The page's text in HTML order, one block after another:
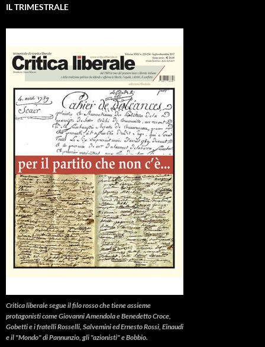
IL TRIMESTRALE
Critica liberalesegue il filo rosso che tiene assieme
protagonisti come Giovanni Amendola e Benedetto Croce,
Gobetti e i fratelli Rosselli, Salvemini ed Ernesto Rossi, Einaudi
e il "Mondo" di Pannunzio, gli "azionisti" e Bobbio.